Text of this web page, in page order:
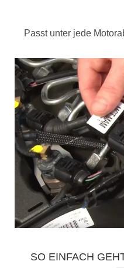
Passt unter jede
SO EINFACH